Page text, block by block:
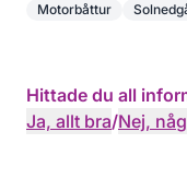
Motorbåttur
Hittade du all
Ja, allt bra/Nej,